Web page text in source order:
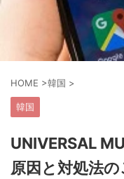
HOME >韓国 >
韓国
UNIVERSAL
原因と対処法